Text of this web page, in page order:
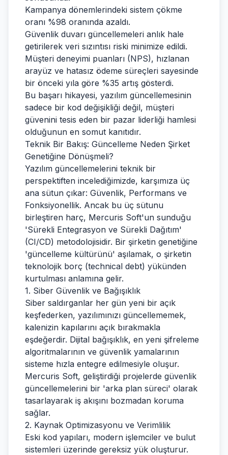
Kampanya dönemlerindeki sistem çökme
oranı %98 oranında azaldı.
Güvenlik duvarı güncellemeleri anlık hale
getirilerek veri sızıntısı riski minimize edildi.
Müşteri deneyimi puanları (NPS), hızlanan
arayüz ve hatasız ödeme süreçleri sayesinde
bir önceki yıla göre %35 artış gösterdi.
Bu başarı hikayesi, yazılım güncellemesinin
sadece bir kod değişikliği değil, müşteri
güvenini tesis eden bir pazar liderliği hamlesi
olduğunun en somut kanıtıdır.
Teknik Bir Bakış: Güncelleme Neden Şirket
Genetiğine Dönüşmeli?
Yazılım güncellemelerini teknik bir
perspektiften incelediğimizde, karşımıza üç
ana sütun çıkar: Güvenlik, Performans ve
Fonksiyonellik. Ancak bu üç sütunu
birleştiren harç, Mercuris Soft'un sunduğu
'Sürekli Entegrasyon ve Sürekli Dağıtım'
(CI/CD) metodolojisidir. Bir şirketin genetiğine
'güncelleme kültürünü' aşılamak, o şirketin
teknolojik borç (technical debt) yükünden
kurtulması anlamına gelir.
1. Siber Güvenlik ve Bağışıklık
Siber saldırganlar her gün yeni bir açık
keşfederken, yazılımınızı güncellememek,
kalenizin kapılarını açık bırakmakla
eşdeğerdir. Dijital bağışıklık, en yeni şifreleme
algoritmalarının ve güvenlik yamalarının
sisteme hızla entegre edilmesiyle oluşur.
Mercuris Soft, geliştirdiği projelerde güvenlik
güncellemelerini bir 'arka plan süreci' olarak
tasarlayarak iş akışını bozmadan koruma
sağlar.
2. Kaynak Optimizasyonu ve Verimlilik
Eski kod yapıları, modern işlemciler ve bulut
sistemleri üzerinde gereksiz yük oluşturur.